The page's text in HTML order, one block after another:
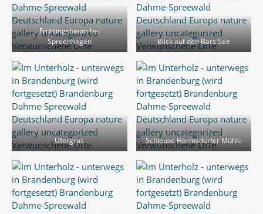
Frühlingsbaum bei
Spreenhagen
Blick auf den Bars See
Ufergras Schleuse Hermsdorfer Mühle